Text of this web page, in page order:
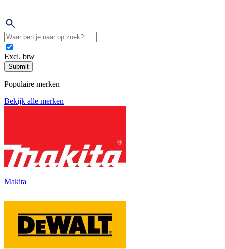
Excl. btw
Submit
Populaire merken
Bekijk alle merken
Makita